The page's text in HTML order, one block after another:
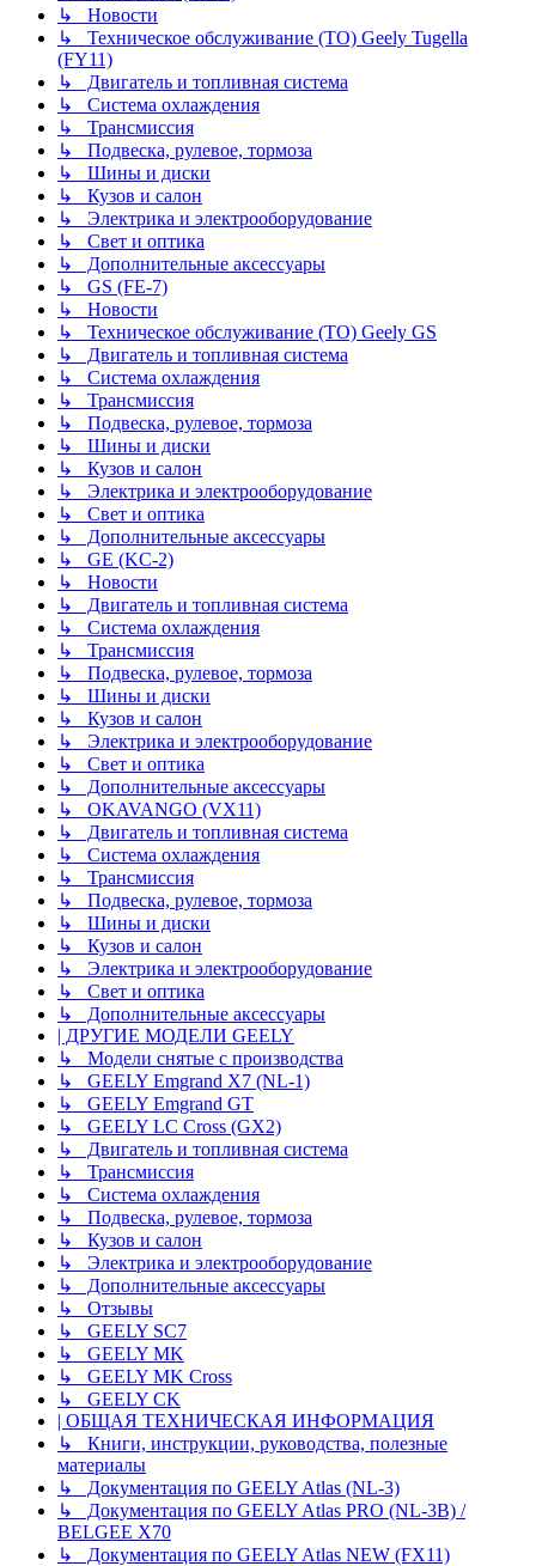
↳ Новости
↳ Техническое обслуживание (ТО) Geely Tugella
(FY11)
↳ Двигатель и топливная система
↳ Система охлаждения
↳ Трансмиссия
↳ Подвеска, рулевое, тормоза
↳ Шины и диски
↳ Кузов и салон
↳ Электрика и электрооборудование
↳ Свет и оптика
↳ Дополнительные аксессуары
↳ GS (FE-7)
↳ Новости
↳ Техническое обслуживание (ТО) Geely GS
↳ Двигатель и топливная система
↳ Система охлаждения
↳ Трансмиссия
↳ Подвеска, рулевое, тормоза
↳ Шины и диски
↳ Кузов и салон
↳ Электрика и электрооборудование
↳ Свет и оптика
↳ Дополнительные аксессуары
↳ GE (KC-2)
↳ Новости
↳ Двигатель и топливная система
↳ Система охлаждения
↳ Трансмиссия
↳ Подвеска, рулевое, тормоза
↳ Шины и диски
↳ Кузов и салон
↳ Электрика и электрооборудование
↳ Свет и оптика
↳ Дополнительные аксессуары
↳ OKAVANGO (VX11)
↳ Двигатель и топливная система
↳ Система охлаждения
↳ Трансмиссия
↳ Подвеска, рулевое, тормоза
↳ Шины и диски
↳ Кузов и салон
↳ Электрика и электрооборудование
↳ Свет и оптика
↳ Дополнительные аксессуары
| ДРУГИЕ МОДЕЛИ GEELY
↳ Модели снятые с производства
↳ GEELY Emgrand X7 (NL-1)
↳ GEELY Emgrand GT
↳ GEELY LC Cross (GX2)
↳ Двигатель и топливная система
↳ Трансмиссия
↳ Система охлаждения
↳ Подвеска, рулевое, тормоза
↳ Кузов и салон
↳ Электрика и электрооборудование
↳ Дополнительные аксессуары
↳ Отзывы
↳ GEELY SC7
↳ GEELY MK
↳ GEELY MK Cross
↳ GEELY CK
| ОБЩАЯ ТЕХНИЧЕСКАЯ ИНФОРМАЦИЯ
↳ Книги, инструкции, руководства, полезные
материалы
↳ Документация по GEELY Atlas (NL-3)
↳ Документация по GEELY Atlas PRO (NL-3B) /
BELGEE X70
↳ Документация по GEELY Atlas NEW (FX11)